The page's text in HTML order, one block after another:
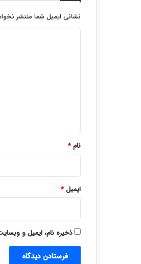
نشانی ایمیل شما منتشر
نام*
ایمیل*
ذخیره نام، ایمیل و